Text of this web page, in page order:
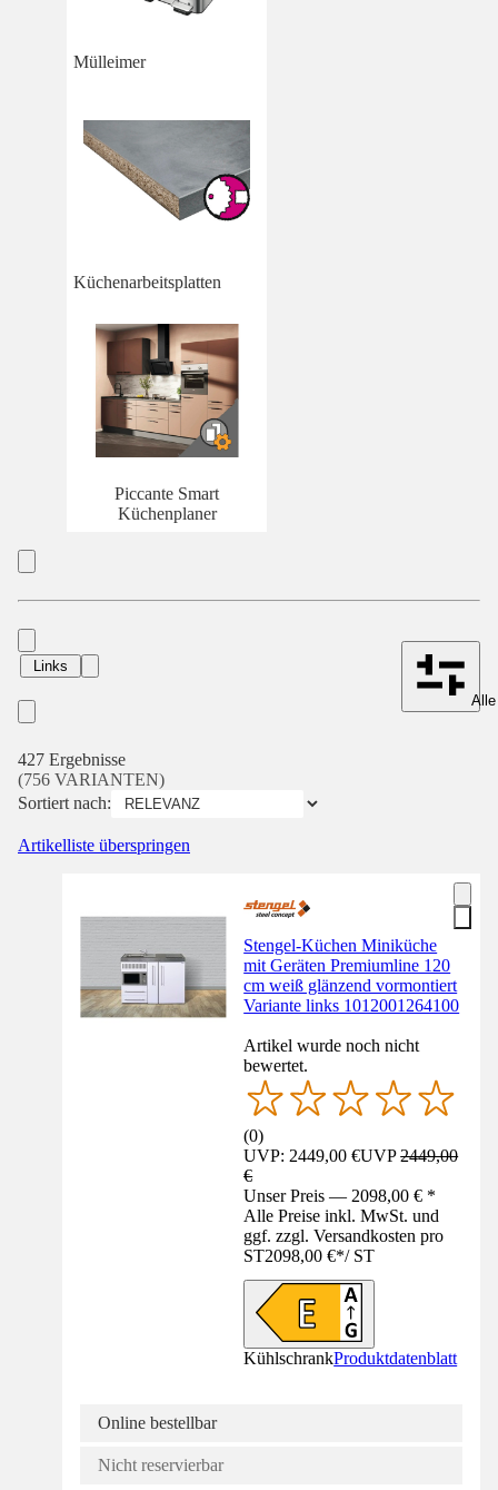
Mülleimer
Küchenarbeitsplatten
Piccante Smart
Küchenplaner
Links
427 Ergebnisse
(756 VARIANTEN)
Sortiert nach:
Artikelliste überspringen
Stengel-Küchen Miniküche
mit Geräten Premiumline 120
cm weiß glänzend vormontiert
Variante links 1012001264100
Artikel wurde noch nicht
bewertet.
(0)
UVP: 2449,00 €UVP2449,00
€
Unser Preis — 2098,00 € *
Alle Preise inkl. MwSt. und
ggf. zzgl. Versandkosten pro
ST2098,00 €*/ ST
KühlschrankProduktdatenblatt
Online bestellbar
Nicht reservierbar